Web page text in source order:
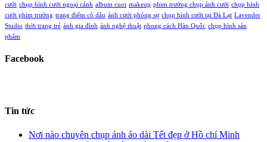
cưới chụp hình cưới ngoại cảnh album cuoi makeup phim trường chụp ảnh cưới chụp hình
cưới phim trường trang điểm cô dâu ảnh cưới phóng sự chụp hình cưới tại Đà Lạt Lavender
Studio thời trang trẻ ảnh gia đình ảnh nghệ thuật phong cách Hàn Quốc chụp hình sản
phẩm
Facebook
Tin tức
Nơi nào chuyên chụp ảnh áo dài Tết đẹp ở Hồ chí Minh